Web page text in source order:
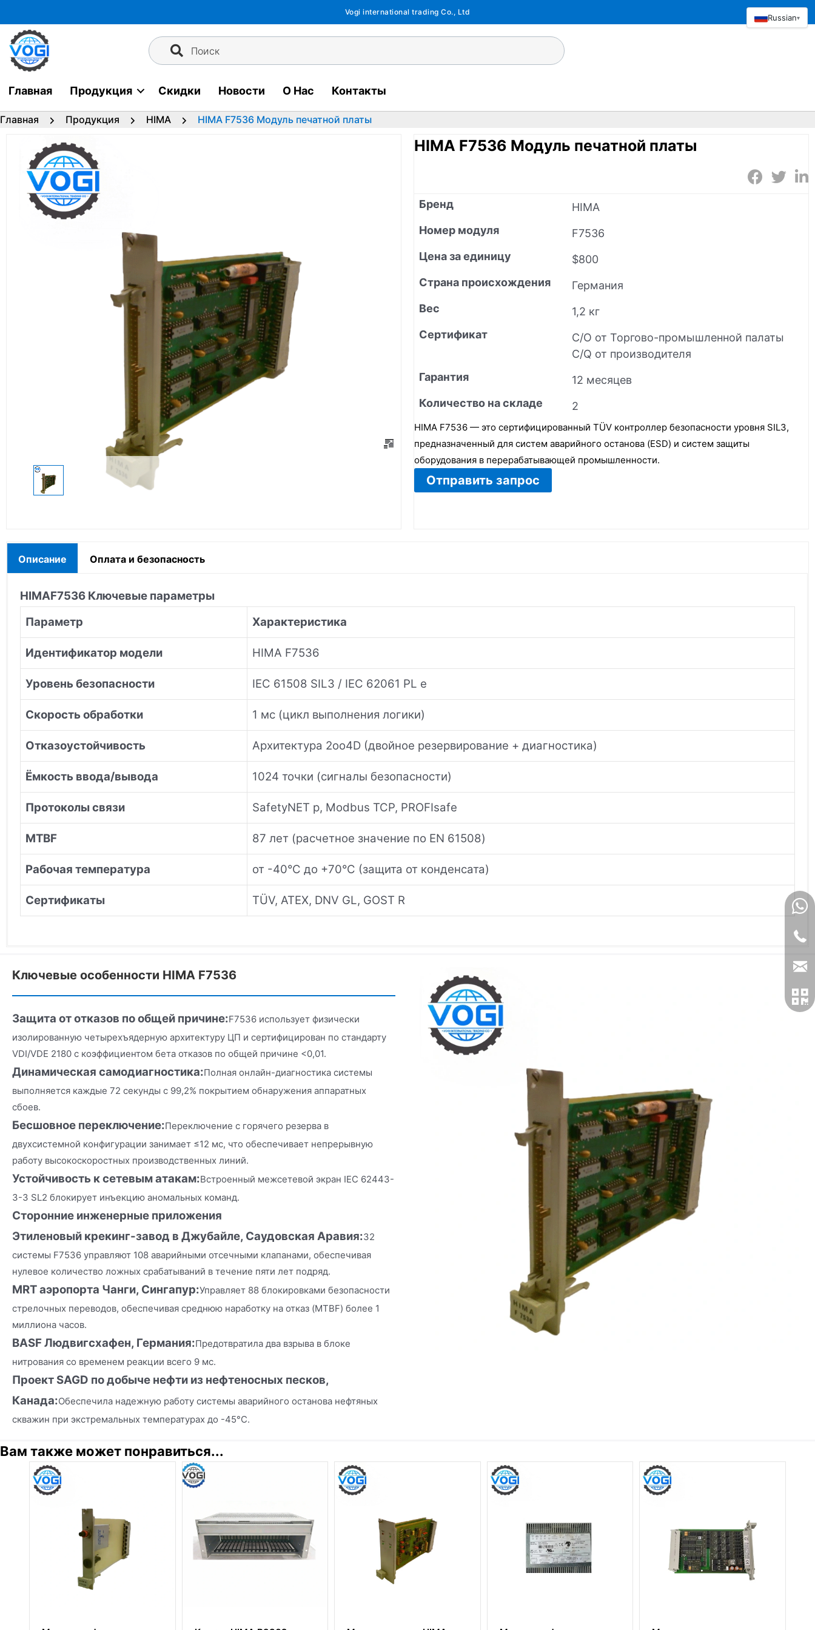
к
содержимому
Vogi international trading Co., Ltd
Поиск
Главная Продукция Скидки Новости О Нас Контакты
Главная Продукция HIMA HIMA F7536 Модуль печатной платы
HIMA F7536 Модуль печатной платы
Бренд
HIMA
Номер модуля
F7536
Цена за единицу
$800
Страна происхождения
Германия
Вес
1,2 кг
Сертификат
C/O от Торгово-промышленной палаты
C/Q от производителя
Гарантия
12 месяцев
Количество на складе
2
HIMA F7536 — это сертифицированный TÜV контроллер безопасности уровня SIL3,
предназначенный для систем аварийного останова (ESD) и систем защиты
оборудования в перерабатывающей промышленности.
Отправить запрос
Описание Оплата и безопасность
HIMAF7536 Ключевые параметры
Параметр
Характеристика
Идентификатор модели HIMA F7536
Уровень безопасности IEC 61508 SIL3 / IEC 62061 PL e
Скорость обработки 1 мс (цикл выполнения логики)
Отказоустойчивость Архитектура 2oo4D (двойное резервирование + диагностика)
Ёмкость ввода/вывода 1024 точки (сигналы безопасности)
Протоколы связи SafetyNET p, Modbus TCP, PROFIsafe
MTBF 87 лет (расчетное значение по EN 61508)
Рабочая температура от -40°C до +70°C (защита от конденсата)
Сертификаты TÜV, ATEX, DNV GL, GOST R
Ключевые особенности HIMA F7536
Защита от отказов по общей причине:F7536 использует физически
изолированную четырехъядерную архитектуру ЦП и сертифицирован по стандарту
VDI/VDE 2180 с коэффициентом бета отказов по общей причине <0,01.
Динамическая самодиагностика:Полная онлайн-диагностика системы
выполняется каждые 72 секунды с 99,2% покрытием обнаружения аппаратных
сбоев.
Бесшовное переключение:Переключение с горячего резерва в
двухсистемной конфигурации занимает ≤12 мс, что обеспечивает непрерывную
работу высокоскоростных производственных линий.
Устойчивость к сетевым атакам:Встроенный межсетевой экран IEC 62443-
3-3 SL2 блокирует инъекцию аномальных команд.
Сторонние инженерные приложения
Этиленовый крекинг-завод в Джубайле, Саудовская Аравия:32
системы F7536 управляют 108 аварийными отсечными клапанами, обеспечивая
нулевое количество ложных срабатываний в течение пяти лет подряд.
MRT аэропорта Чанги, Сингапур:Управляет 88 блокировками безопасности
стрелочных переводов, обеспечивая среднюю наработку на отказ (MTBF) более 1
миллиона часов.
BASF Людвигсхафен, Германия:Предотвратила два взрыва в блоке
нитрования со временем реакции всего 9 мс.
Проект SAGD по добыче нефти из нефтеносных песков,
Канада:Обеспечила надежную работу системы аварийного останова нефтяных
скважин при экстремальных температурах до -45°C.
Вам также может понравиться...
Russian▾